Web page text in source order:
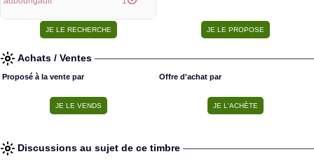
Achats / Ventes
Proposé à la vente par Offre d'achat par
Discussions au sujet de ce timbre